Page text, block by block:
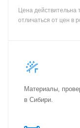
Цена действительна
отличаться от цен в
Материалы,
в Сибири.